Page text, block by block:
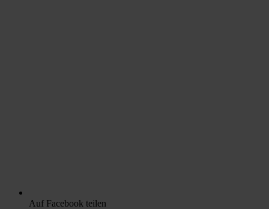
Auf Facebook teilen